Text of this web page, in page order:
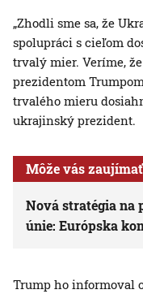
„Zhodli sme sa, že
spolupráci s cieľom
trvalý mier. Veríme,
prezidentom
trvalého mieru
ukrajinský prezident.
Môže vás zaujímať
Nová stratégia na
únie: Európska
Trump ho informoval